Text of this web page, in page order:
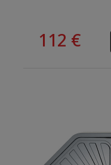
112 €